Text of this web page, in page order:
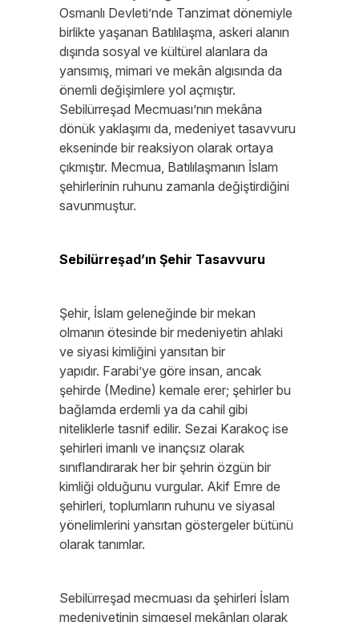
Osmanlı Devleti’nde Tanzimat dönemiyle
birlikte yaşanan Batılılaşma, askeri alanın
dışında sosyal ve kültürel alanlara da
yansımış, mimari ve mekân algısında da
önemli değişimlere yol açmıştır.
Sebilürreşad Mecmuası’nın mekâna
dönük yaklaşımı da, medeniyet tasavvuru
ekseninde bir reaksiyon olarak ortaya
çıkmıştır. Mecmua, Batılılaşmanın İslam
şehirlerinin ruhunu zamanla değiştirdiğini
savunmuştur.
Sebilürreşad’ın Şehir Tasavvuru
Şehir, İslam geleneğinde bir mekan
olmanın ötesinde bir medeniyetin ahlaki
ve siyasi kimliğini yansıtan bir
yapıdır. Farabi’ye göre insan, ancak
şehirde (Medine) kemale erer; şehirler bu
bağlamda erdemli ya da cahil gibi
niteliklerle tasnif edilir. Sezai Karakoç ise
şehirleri imanlı ve inançsız olarak
sınıflandırarak her bir şehrin özgün bir
kimliği olduğunu vurgular. Akif Emre de
şehirleri, toplumların ruhunu ve siyasal
yönelimlerini yansıtan göstergeler bütünü
olarak tanımlar.
Sebilürreşad mecmuası da şehirleri İslam
medeniyetinin simgesel mekânları olarak